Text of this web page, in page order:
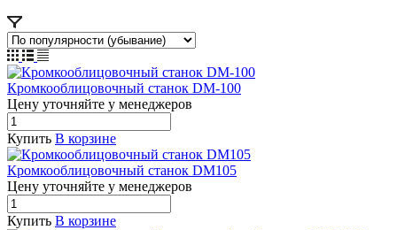
Кромкооблицовочный станок DM-100
Цену уточняйте у менеджеров
Купить В корзине
Кромкооблицовочный станок DM105
Цену уточняйте у менеджеров
Купить В корзине